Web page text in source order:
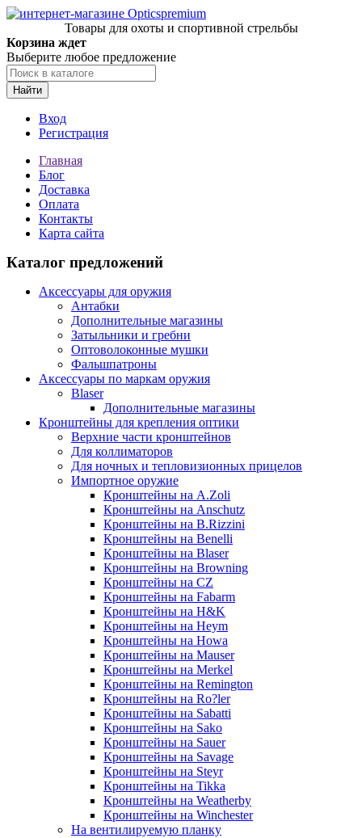
Товары для охоты и спортивной стрельбы
Корзина ждет
Выберите любое предложение
Найти
Вход
Регистрация
Главная
Блог
Доставка
Оплата
Контакты
Карта сайта
Каталог предложений
Аксессуары для оружия
Антабки
Дополнительные магазины
Затыльники и гребни
Оптоволоконные мушки
Фальшпатроны
Аксессуары по маркам оружия
Blaser
Дополнительные магазины
Кронштейны для крепления оптики
Верхние части кронштейнов
Для коллиматоров
Для ночных и тепловизионных прицелов
Импортное оружие
Кронштейны на A.Zoli
Кронштейны на Anschutz
Кронштейны на B.Rizzini
Кронштейны на Benelli
Кронштейны на Blaser
Кронштейны на Browning
Кронштейны на CZ
Кронштейны на Fabarm
Кронштейны на H&K
Кронштейны на Heym
Кронштейны на Howa
Кронштейны на Mauser
Кронштейны на Merkel
Кронштейны на Remington
Кронштейны на Ro?ler
Кронштейны на Sabatti
Кронштейны на Sako
Кронштейны на Sauer
Кронштейны на Savage
Кронштейны на Steyr
Кронштейны на Tikka
Кронштейны на Weatherby
Кронштейны на Winchester
На вентилируемую планку